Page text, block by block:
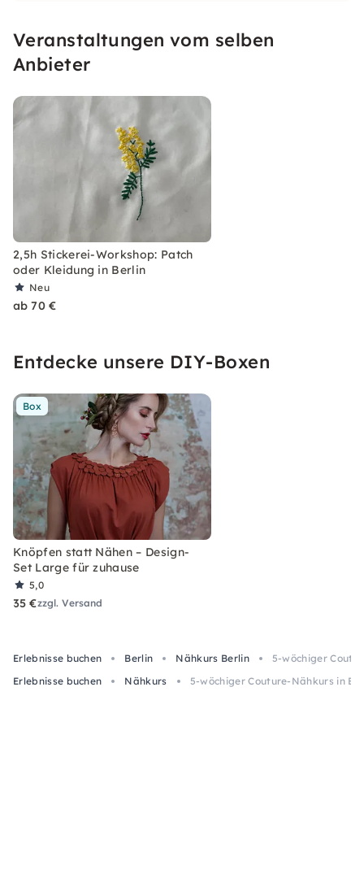
Veranstaltungen vom selben
Anbieter
2,5h Stickerei-Workshop: Patch
oder Kleidung in Berlin
Neu
ab 70 €
Entdecke unsere DIY-Boxen
Box
Knöpfen statt Nähen – Design-
Set Large für zuhause
5,0
35 €zzgl. Versand
Erlebnisse buchen Berlin Nähkurs Berlin
5-wöchiger
Erlebnisse buchen
Nähkurs 5-wöchiger Couture-Nähkurs in